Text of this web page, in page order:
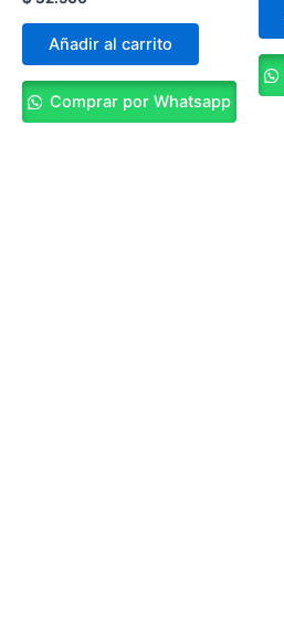
Añadir al carrito
Comprar por Whatsapp